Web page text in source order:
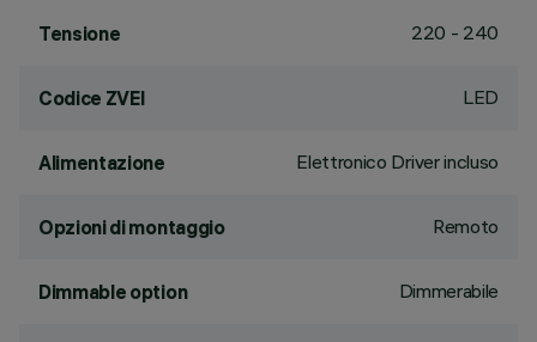
Tensione 220 - 240
Codice ZVEI LED
Alimentazione Elettronico Driver incluso
Opzioni di montaggio Remoto
Dimmable option Dimmerabile